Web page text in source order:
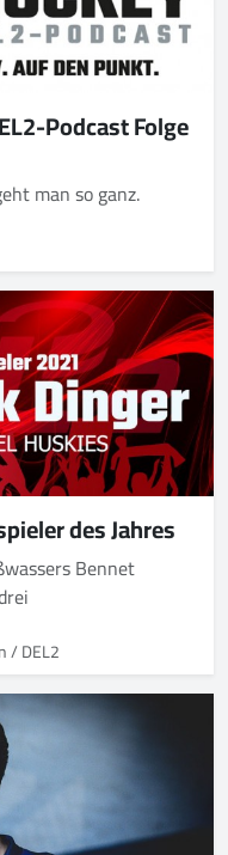
Podcast Folge
man so ganz.
des Jahres
Bennet
/ DEL2